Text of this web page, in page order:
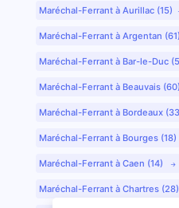
Maréchal-Ferrant à Aurillac (15)
Maréchal-Ferrant à Argentan (61)
Maréchal-Ferrant à Bar-le-Duc
Maréchal-Ferrant à Beauvais (60)
Maréchal-Ferrant à Bordeaux
Maréchal-Ferrant à Bourges (18)
Maréchal-Ferrant à Caen (14)
Maréchal-Ferrant à Chartres (28)